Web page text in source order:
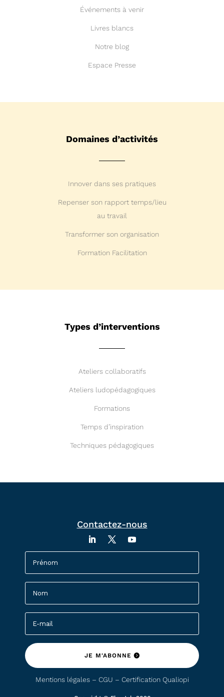
Événements à venir
Livres blancs
Notre blog
Espace Presse
Domaines d’activités
Innover dans ses pratiques
Repenser son rapport temps/lieu
au travail
Transformer son organisation
Formation Facilitation
Types d’interventions
Ateliers collaboratifs
Ateliers ludopédagogiques
Formations
Temps d’inspiration
Techniques pédagogiques
Contactez-nous
JE M'ABONNE
Mentions légales – CGU – Certification Qualiopi